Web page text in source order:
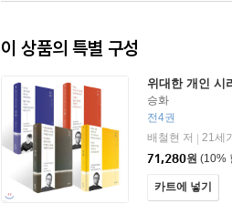
이 상품의 특별 구성
위대한 개인 시
승화
전4권
배철현 저
21세
71,280원 (10%
카트에 넣기